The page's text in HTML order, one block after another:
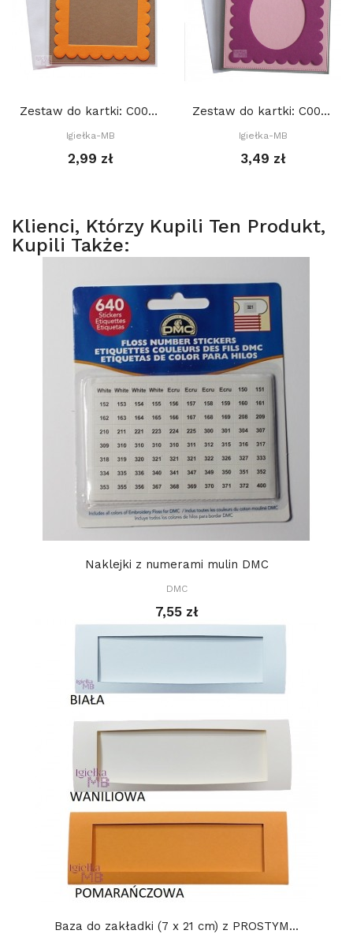
Zestaw do kartki: C002 S10b, Baza 15x15 cm:...
Igiełka-MB
2,99 zł
Zestaw do kartki: C003 S10c, Baza 15x15 cm:...
Igiełka-MB
3,49 zł
Klienci, Którzy Kupili Ten Produkt,
Kupili Także:
Naklejki z numerami mulin DMC
DMC
7,55 zł
Baza do zakładki (7 x 21 cm) z PROSTYM...